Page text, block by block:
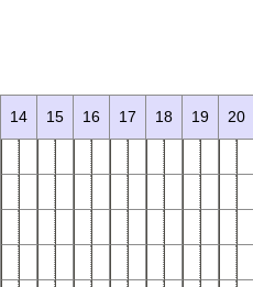
14 15 16 17 18 19 20